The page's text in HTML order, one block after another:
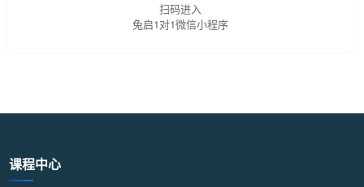
扫码进入
兔启1对1微信小程序
课程中心